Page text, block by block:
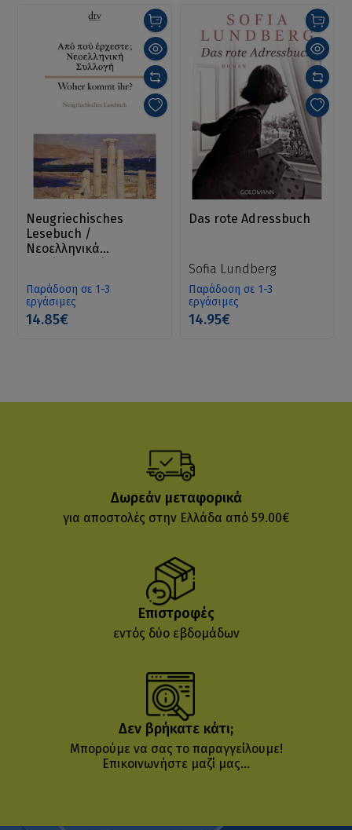
Neugriechisches
Lesebuch /
Νεοελληνικά
Παράδοση σε 1-3
εργάσιμες
14.85€
Das rote Adressbuch
Sofia Lundberg
Παράδοση σε 1-3
εργάσιμες
14.95€
Δωρεάν μεταφορικά
για αποστολές στην Ελλάδα από 59.00€
Επιστροφές
εντός δύο εβδομάδων
Δεν βρήκατε κάτι;
Μπορούμε να σας το παραγγείλουμε!
Επικοινωνήστε μαζί μας...